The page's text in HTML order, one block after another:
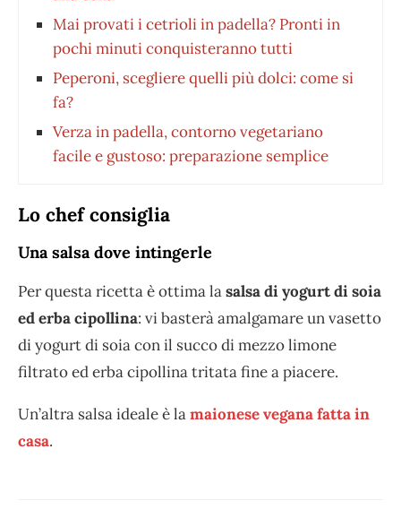
Mai provati i cetrioli in padella? Pronti in
pochi minuti conquisteranno tutti
Peperoni, scegliere quelli più dolci: come si
fa?
Verza in padella, contorno vegetariano
facile e gustoso: preparazione semplice
Lo chef consiglia
Una salsa dove intingerle
Per questa ricetta è ottima lasalsa di yogurt di soia
ed erba cipollina: vi basterà amalgamare un vasetto
di yogurt di soia con il succo di mezzo limone
filtrato ed erba cipollina tritata fine a piacere.
Un’altra salsa ideale è lamaionese vegana fatta in
casa.